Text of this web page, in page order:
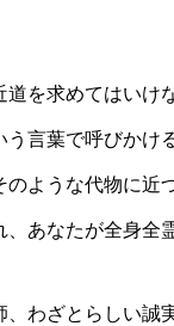
を求めてはい
言葉で呼びか
ような代物に
あなたが全身全
わざとらしい誠